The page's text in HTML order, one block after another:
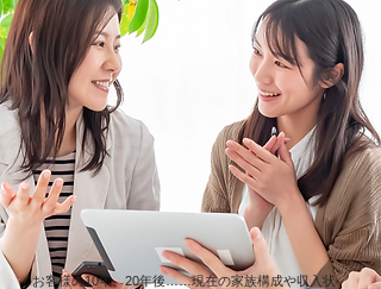
お客様の10年、20年後……現在の家族構成や収入状